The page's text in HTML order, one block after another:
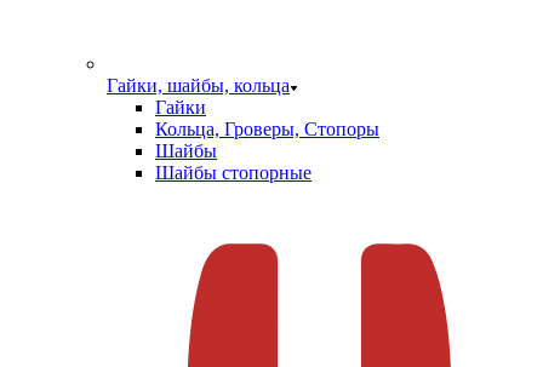
Гайки, шайбы, кольца
Гайки
Кольца, Гроверы, Стопоры
Шайбы
Шайбы стопорные